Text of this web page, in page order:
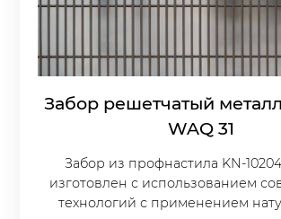
Забор решетчатый
WAQ 31
Забор из профнастила KN-
изготовлен с использованием
технологий с применением